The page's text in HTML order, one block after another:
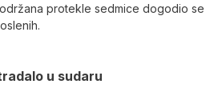
protekle sedmice dogodio se
u sudaru